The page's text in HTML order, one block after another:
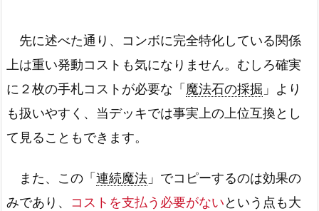
先に述べた通り、コンボに完全特化している関係
上は重い発動コストも気になりません。むしろ確実
に２枚の手札コストが必要な「 魔法石の採掘 」より
も扱いやすく、当デッキでは事実上の上位互換とし
て見ることもできます。
また、この「 連続魔法 」でコピーするのは効果の
みであり、 コストを支払う必要がない という点も大